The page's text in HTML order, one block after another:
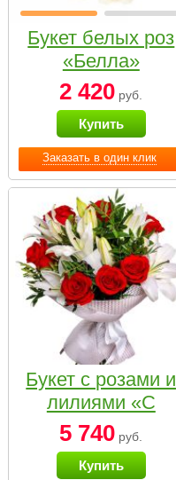
Заказать в один клик
Букет белых роз
«Белла»
2 420 руб.
Купить
Букет с розами и
лилиями «С
наилучшими
пожеланиями»
5 740 руб.
Купить